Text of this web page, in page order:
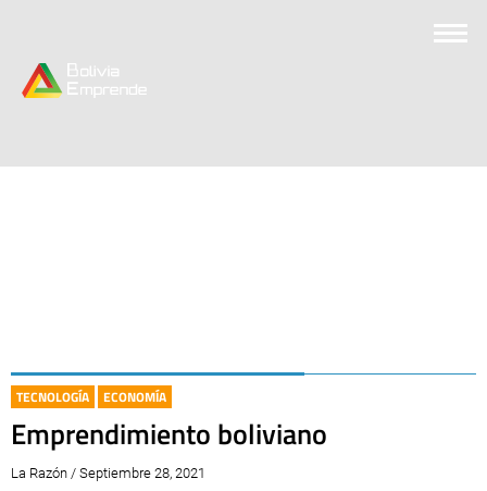
TECNOLOGÍA ECONOMÍA
Emprendimiento boliviano
La Razón / Septiembre 28, 2021